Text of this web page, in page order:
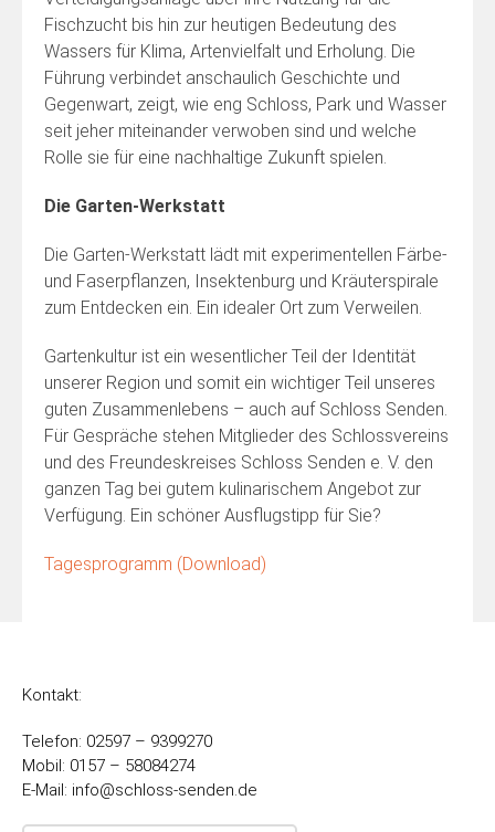
Fischzucht bis hin zur heutigen Bedeutung des
Wassers für Klima, Artenvielfalt und Erholung. Die
Führung verbindet anschaulich Geschichte und
Gegenwart, zeigt, wie eng Schloss, Park und Wasser
seit jeher miteinander verwoben sind und welche
Rolle sie für eine nachhaltige Zukunft spielen.
Die Garten-Werkstatt
Die Garten-Werkstatt lädt mit experimentellen Färbe-
und Faserpflanzen, Insektenburg und Kräuterspirale
zum Entdecken ein. Ein idealer Ort zum Verweilen.
Gartenkultur ist ein wesentlicher Teil der Identität
unserer Region und somit ein wichtiger Teil unseres
guten Zusammenlebens – auch auf Schloss Senden.
Für Gespräche stehen Mitglieder des Schlossvereins
und des Freundeskreises Schloss Senden e. V. den
ganzen Tag bei gutem kulinarischem Angebot zur
Verfügung. Ein schöner Ausflugstipp für Sie?
Tagesprogramm (Download)
Kontakt:
Telefon: 02597 – 9399270
Mobil: 0157 – 58084274
E-Mail: info@schloss-senden.de